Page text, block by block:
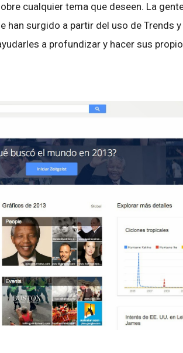
cualquier tema que deseen. La
han surgido a partir del uso de Trends y
a profundizar y hacer sus